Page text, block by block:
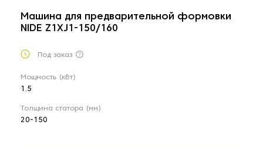
Машина для предварительной формовки
NIDE Z1XJ1-150/160
Под заказ
Мощность (кВт)
1.5
Толщина статора (мм)
20-150